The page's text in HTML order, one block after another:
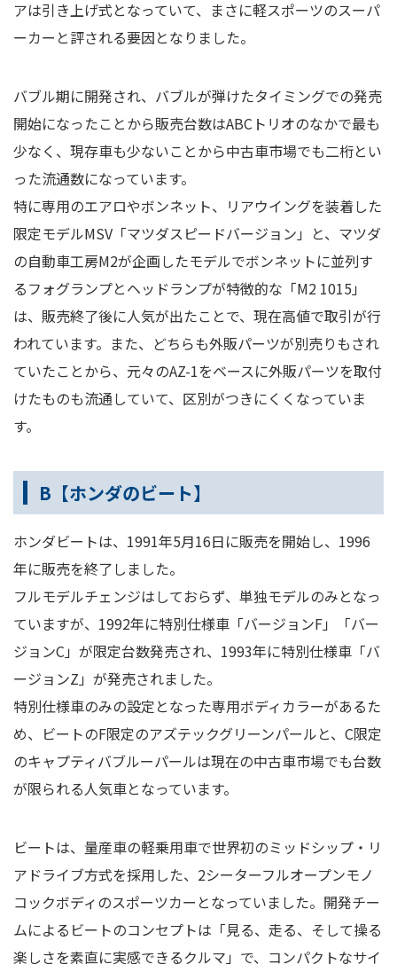
アは引き上げ式となっていて、まさに軽スポーツのスーパ
ーカーと評される要因となりました。
バブル期に開発され、バブルが弾けたタイミングでの発売
開始になったことから販売台数はABCトリオのなかで最も
少なく、現存車も少ないことから中古車市場でも二桁とい
った流通数になっています。
特に専用のエアロやボンネット、リアウイングを装着した
限定モデルMSV「マツダスピードバージョン」と、マツダ
の自動車工房M2が企画したモデルでボンネットに並列す
るフォグランプとヘッドランプが特徴的な「M2 1015」
は、販売終了後に人気が出たことで、現在高値で取引が行
われています。また、どちらも外販パーツが別売りもされ
ていたことから、元々のAZ-1をベースに外販パーツを取付
けたものも流通していて、区別がつきにくくなっていま
す。
B【ホンダのビート】
ホンダビートは、1991年5月16日に販売を開始し、1996
年に販売を終了しました。
フルモデルチェンジはしておらず、単独モデルのみとなっ
ていますが、1992年に特別仕様車「バージョンF」「バー
ジョンC」が限定台数発売され、1993年に特別仕様車「バ
ージョンZ」が発売されました。
特別仕様車のみの設定となった専用ボディカラーがあるた
め、ビートのF限定のアズテックグリーンパールと、C限定
のキャプティバブルーパールは現在の中古車市場でも台数
が限られる人気車となっています。
ビートは、量産車の軽乗用車で世界初のミッドシップ・リ
アドライブ方式を採用した、2シーターフルオープンモノ
コックボディのスポーツカーとなっていました。開発チー
ムによるビートのコンセプトは「見る、走る、そして操る
楽しさを素直に実感できるクルマ」で、コンパクトなサイ